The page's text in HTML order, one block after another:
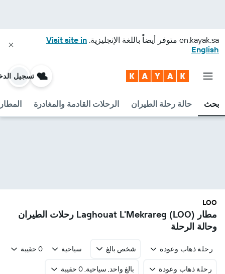
en.kayak.sa متوفر أيضاً باللغة الإنجليزية. Visit site in
English
بحث حالة رحلة الطيران الرحلات القادمة والمغادرة
تسجيل
LOO
مطار Laghouat L'Mekrareg (LOO) رحلات الطيران
وحالة الرحلة
رحلة ذهاب وعودة شخص بالغ سياحية 0 حقيبة
رحلة ذهاب وعودة بالغ واحد, سياحية, 0 حقيبة